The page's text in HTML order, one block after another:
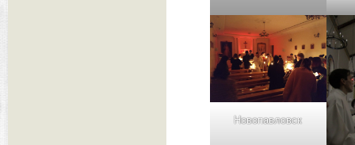
Новопавловск